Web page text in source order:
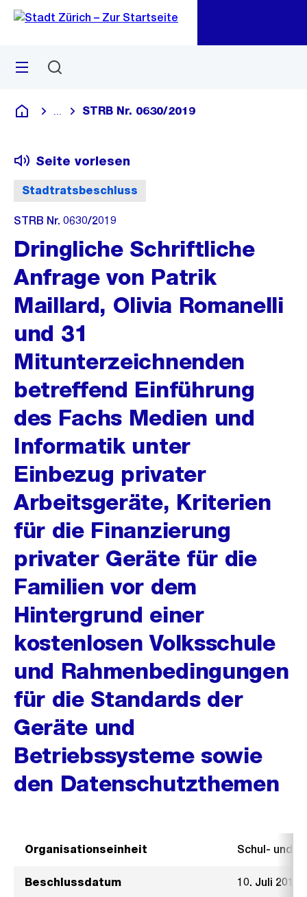
Navigation
Sprunglink
Menü
Deutsch
Blende alle Breadcrumbs ein
STRB Nr. 0630/2019
Stadtratsbeschluss
Seite vorlesen
STRB Nr. 0630/2019
Dringliche Schriftliche
Anfrage von Patrik
Maillard, Olivia Romanelli
und 31
Mitunterzeichnenden
betreffend Einführung
des Fachs Medien und
Informatik unter
Einbezug privater
Arbeitsgeräte, Kriterien
für die Finanzierung
privater Geräte für die
Familien vor dem
Hintergrund einer
kostenlosen Volksschule
und Rahmenbedingungen
für die Standards der
Geräte und
Betriebssysteme sowie
den Datenschutzthemen
Organisationseinheit Schul- und
Beschlussdatum 10. Juli 2019